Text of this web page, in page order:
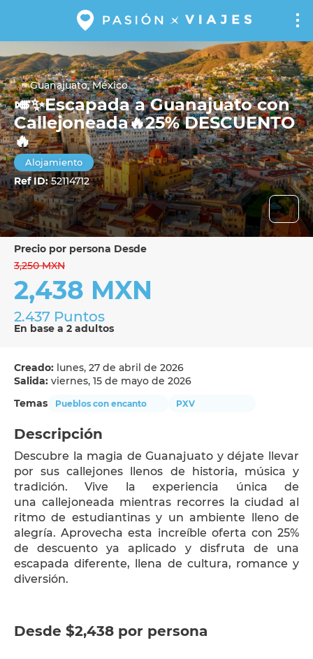
Guanajuato, México
🎺✨Escapada a Guanajuato con
Callejoneada🔥25% DESCUENTO
🔥
Alojamiento
Ref ID:52114712
precio por persona Desde
3,250 MXN
2,438 MXN
2.437 Puntos
En base a 2 adultos
Creado: lunes, 27 de abril de 2026
Salida: viernes, 15 de mayo de 2026
Temas
Pueblos con encanto PXV
Descripción
Descubre la magia de Guanajuato y déjate llevar
por sus callejones llenos de historia, música y
tradición. Vive la experiencia única de
una callejoneada mientras recorres la ciudad al
ritmo de estudiantinas y un ambiente lleno de
alegría. Aprovecha esta increíble oferta con 25%
de descuento ya aplicado y disfruta de una
escapada diferente, llena de cultura, romance y
diversión.
Desde $2,438 por persona